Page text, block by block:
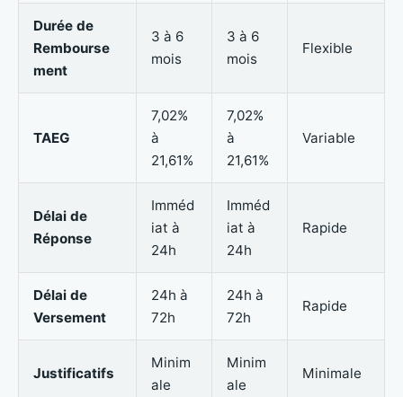
Durée de
Rembourse
ment
3 à 6
mois
3 à 6
mois
Flexible
TAEG
7,02%
à
21,61%
7,02%
à
21,61%
Variable
Délai de
Réponse
Imméd
iat à
24h
Imméd
iat à
24h
Rapide
Délai de
Versement
24h à
72h
24h à
72h
Rapide
Justificatifs
Minim
ale
Minim
ale
Minimale